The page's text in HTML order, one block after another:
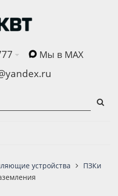
Мы в MAX
устройства
ПЗКи